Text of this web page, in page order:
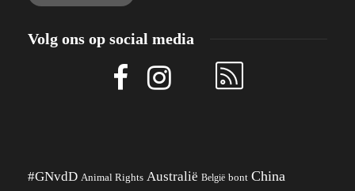
Volg ons op social media
#GNvdD Animal Rights Australië België bont China